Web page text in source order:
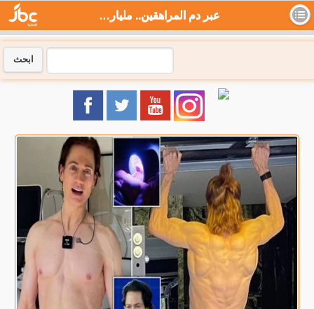
عبر دم المراهقين.. ملياردير أمريكي يعود شابا بعلاج كلفه الملايين (شاهد) - جي بي سي نيوز
ابحث